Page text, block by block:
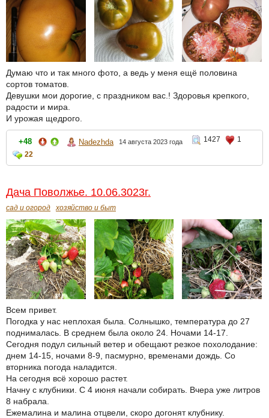
Думаю что и так много фото, а ведь у меня ещё половина
сортов томатов.
Девушки мои дорогие, с праздником вас.! Здоровья крепкого,
радости и мира.
И урожая щедрого.
+48 Nadezhda 14 августа 2023 года 1427
1
22
Дача Поволжье. 10.06.3023г.
сад и огород хозяйство и быт
Всем привет.
Погодка у нас неплохая была. Солнышко, температура до 27
поднималась. В среднем была около 24. Ночами 14-17.
Сегодня подул сильный ветер и обещают резкое похолодание:
днем 14-15, ночами 8-9, пасмурно, временами дождь. Со
вторника погода наладится.
На сегодня всё хорошо растет.
Начну с клубники. С 4 июня начали собирать. Вчера уже литров
8 набрала.
Ежемалина и малина отцвели, скоро догонят клубнику.